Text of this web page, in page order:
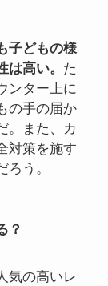
子どもの様
高い。 た
ンター上に
の手の届か
。また、カ
対策を施す
う。
？
気の高いレ